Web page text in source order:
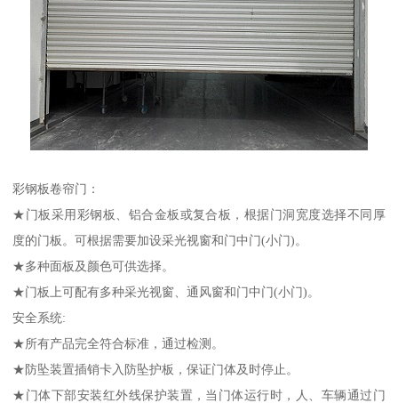
彩钢板卷帘门：
★门板采用彩钢板、铝合金板或复合板，根据门洞宽度选择不同厚
度的门板。可根据需要加设采光视窗和门中门(小门)。
★多种面板及颜色可供选择。
★门板上可配有多种采光视窗、通风窗和门中门(小门)。
安全系统:
★所有产品完全符合标准，通过检测。
★防坠装置插销卡入防坠护板，保证门体及时停止。
★门体下部安装红外线保护装置，当门体运行时，人、车辆通过门